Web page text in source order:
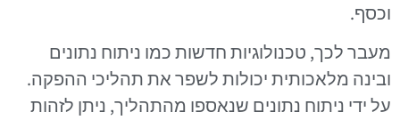
וכסף.
מעבר לכך, טכנולוגיות חדשות כמו ניתוח נתונים
ובינה מלאכותית יכולות לשפר את תהליכי ההפקה.
על ידי ניתוח נתונים שנאספו מהתהליך, ניתן לזהות